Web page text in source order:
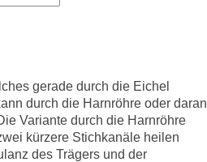
gerade durch die Eichel
durch die Harnröhre oder daran
Variante durch die Harnröhre
kürzere Stichkanäle heilen
des Trägers und der